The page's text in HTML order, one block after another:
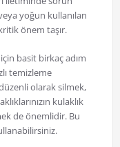
yoğun kullanılan
önem taşır.
basit birkaç adım
temizleme
olarak silmek,
kulaklık
de önemlidir. Bu